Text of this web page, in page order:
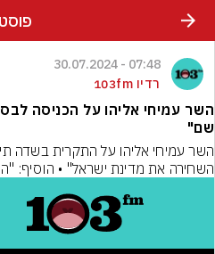
פוסט
07:48 - 30.07.2024
רדיו 103fm
השר עמיחי אליהו על הכניסה
שם"
השחירה את מדינת ישראל" • הוסיף: